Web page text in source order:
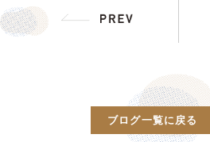
ブログ一覧に戻る